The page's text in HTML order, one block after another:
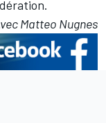
Matteo Nugnes